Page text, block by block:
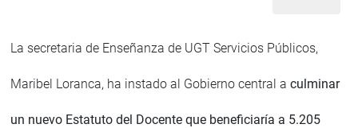
La secretaria de Enseñanza de UGT Servicios Públicos,
Maribel Loranca, ha instado al Gobierno central a culminar
un nuevo Estatuto del Docente que beneficiaría a 5.205